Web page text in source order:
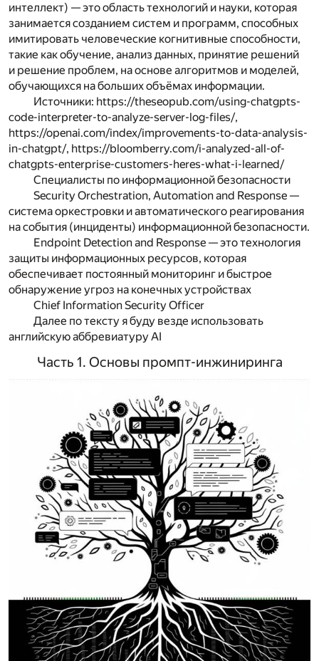
интеллект) — это область технологий и науки, которая
занимается созданием систем и программ, способных
имитировать человеческие когнитивные способности,
такие как обучение, анализ данных, принятие решений
и решение проблем, на основе алгоритмов и моделей,
обучающихся на больших объёмах информации.
Источники: https://theseopub.com/using-chatgpts-
code-interpreter-to-analyze-server-log-files/,
https://openai.com/index/improvements-to-data-analysis-
in-chatgpt/, https://bloomberry.com/i-analyzed-all-of-
chatgpts-enterprise-customers-heres-what-i-learned/
Специалисты по информационной безопасности
Security Orchestration, Automation and Response —
система оркестровки и автоматического реагирования
на события (инциденты) информационной безопасности.
Endpoint Detection and Response — это технология
защиты информационных ресурсов, которая
обеспечивает постоянный мониторинг и быстрое
обнаружение угроз на конечных устройствах
Chief Information Security Officer
Далее по тексту я буду везде использовать
английскую аббревиатуру AI
Часть 1. Основы промпт-инжиниринга